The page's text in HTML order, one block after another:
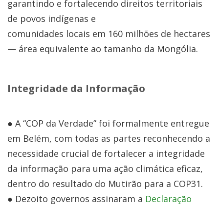
garantindo e fortalecendo direitos territoriais
de povos indígenas e
comunidades locais em 160 milhões de hectares
— área equivalente ao tamanho da Mongólia.
Integridade da Informação
● A “COP da Verdade” foi formalmente entregue
em Belém, com todas as partes reconhecendo a
necessidade crucial de fortalecer a integridade
da informação para uma ação climática eficaz,
dentro do resultado do Mutirão para a COP31.
● Dezoito governos assinaram a Declaração